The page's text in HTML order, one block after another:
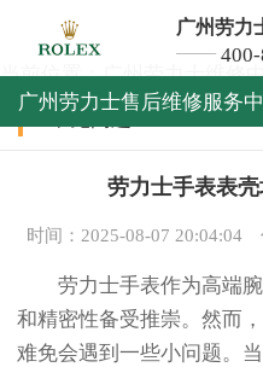
广州劳力
广州劳力士售后维修服务
当前位置：广州劳力士维修
常见问题
劳力士手表表
时间：2025-08-07 20:04:04
劳力士手表作为高端腕
和精密性备受推崇。然而
难免会遇到一些小问题。